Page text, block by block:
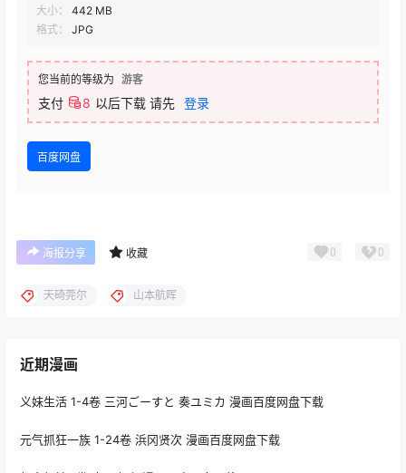
大小：
442 MB
格式：
JPG
您当前的等级为 游客
支付 8 以后下载 请先 登录
百度网盘
海报分享 收藏 0 0
天碕莞尔 山本航晖
近期漫画
义妹生活 1-4卷 三河ごーすと 奏ユミカ 漫画百度网盘下载
元气抓狂一族 1-24卷 浜冈贤次 漫画百度网盘下载